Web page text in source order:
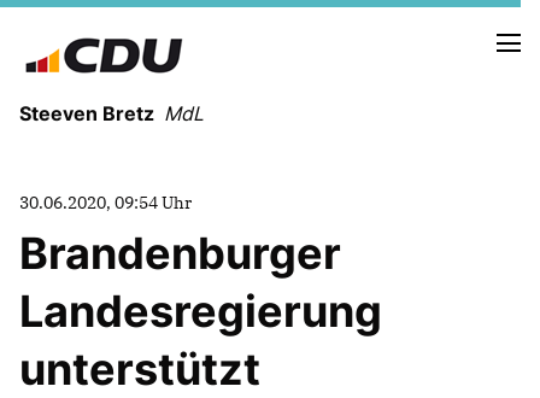
Steeven Bretz MdL
VITA
WAHLKREISBESUCHE
PRESSEFOTOS
MEIN BÜRGERBÜRO
30.06.2020, 09:54 Uhr
Brandenburger
Landesregierung
unterstützt